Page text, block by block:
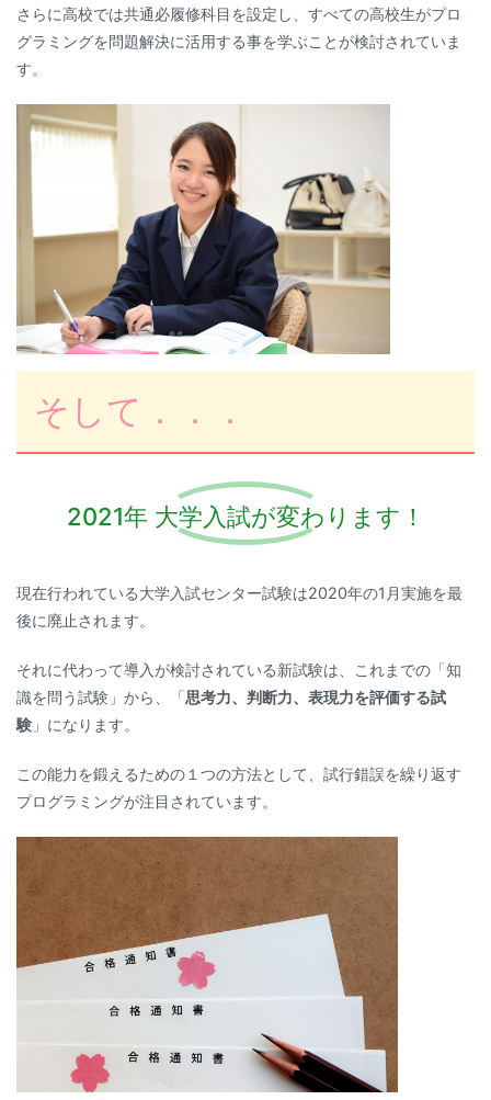
さらに高校では共通必履修科目を設定し、すべての高校生がプロ
グラミングを問題解決に活用する事を学ぶことが検討されていま
す。
そして．．．
2021年 大学入試が変わります！
現在行われている大学入試センター試験は2020年の1月実施を最
後に廃止されます。
それに代わって導入が検討されている新試験は、これまでの「知
識を問う試験」から、「思考力、判断力、表現力を評価する試
験 」になります。
この能力を鍛えるための１つの方法として、試行錯誤を繰り返す
プログラミングが注目されています。